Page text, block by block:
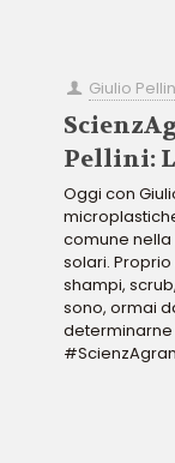
Giulio
Pellini:
Oggi con
comune nella
solari.
shampi,
sono, ormai
determinarne